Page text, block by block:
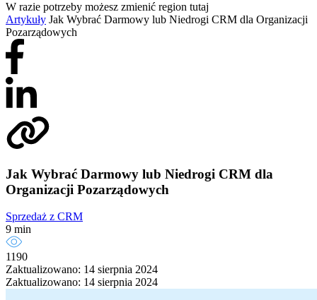
W razie potrzeby możesz zmienić region tutaj
Artykuły Jak Wybrać Darmowy lub Niedrogi CRM dla Organizacji
Pozarządowych
Jak Wybrać Darmowy lub Niedrogi CRM dla
Organizacji Pozarządowych
Sprzedaż z CRM
9 min
1190
Zaktualizowano: 14 sierpnia 2024
Zaktualizowano: 14 sierpnia 2024